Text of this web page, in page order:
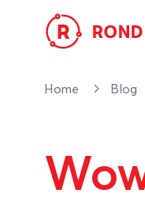
R
Home Blog